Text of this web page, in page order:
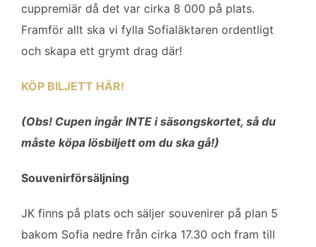
cuppremiär då det var cirka 8 000 på plats.
Framför allt ska vi fylla Sofialäktaren ordentligt
och skapa ett grymt drag där!
KÖP BILJETT HÄR!
(Obs! Cupen ingår INTE i säsongskortet, så du
måste köpa lösbiljett om du ska gå!)
Souvenirförsäljning
JK finns på plats och säljer souvenirer på plan 5
bakom Sofia nedre från cirka 17.30 och fram till